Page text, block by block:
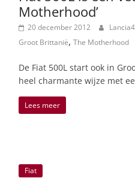
Motherhood’
20 december 2012
Groot Brittanië, The Motherhood
De Fiat 500L start ook in
heel charmante wijze met
Lees meer
Fiat